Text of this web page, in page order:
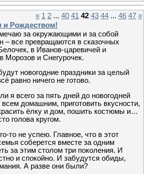
« 1 2 ... 40 41 42 43 44 ... 46 47 »
и Рождеством!
за окружающими и за собой
все превращаются в сказочных
в Иванов-царевичей и
Морозов и Снегурочек.
новогодние праздники за целый
равно ничего не готово.
я всего за пять дней до новогодней
всем домашним, приготовить вкусности,
ёлку и дом, пошить костюмы и…
голова кругом.
то не успею. Главное, что в этот
соберется вместе за одним
за этим столом три поколения. И
и спокойно. И забудутся обиды,
А разве они были?